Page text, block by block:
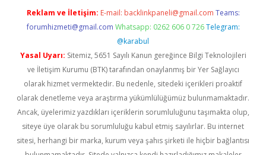
Reklam ve İletişim: E-mail: backlinkpaneli@gmail.com Teams:
forumhizmeti@gmail.com Whatsapp: 0262 606 0 726 Telegram:
@karabul
Yasal Uyarı: Sitemiz, 5651 Sayılı Kanun gereğince Bilgi Teknolojileri
ve İletişim Kurumu (BTK) tarafından onaylanmış bir Yer Sağlayıcı
olarak hizmet vermektedir. Bu nedenle, sitedeki içerikleri proaktif
olarak denetleme veya araştırma yükümlülüğümüz bulunmamaktadır.
Ancak, üyelerimiz yazdıkları içeriklerin sorumluluğunu taşımakta olup,
siteye üye olarak bu sorumluluğu kabul etmiş sayılırlar. Bu internet
sitesi, herhangi bir marka, kurum veya şahıs şirketi ile hiçbir bağlantısı